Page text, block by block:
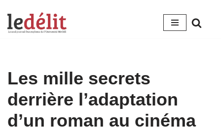
Aller
Les mille secrets
derrière l’adaptation
d’un roman au cinéma